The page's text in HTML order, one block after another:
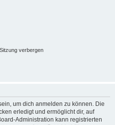
verbergen
um dich anmelden zu können. Die
erledigt und ermöglicht dir, auf
Administration kann registrierten